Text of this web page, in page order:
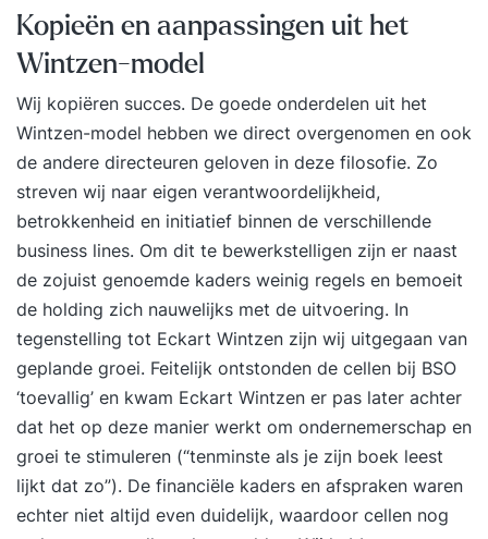
Kopieën en aanpassingen uit het
Wintzen-model
Wij kopiëren succes. De goede onderdelen uit het
Wintzen-model hebben we direct overgenomen en ook
de andere directeuren geloven in deze filosofie. Zo
streven wij naar eigen verantwoordelijkheid,
betrokkenheid en initiatief binnen de verschillende
business lines. Om dit te bewerkstelligen zijn er naast
de zojuist genoemde kaders weinig regels en bemoeit
de holding zich nauwelijks met de uitvoering. In
tegenstelling tot Eckart Wintzen zijn wij uitgegaan van
geplande groei. Feitelijk ontstonden de cellen bij BSO
‘toevallig’ en kwam Eckart Wintzen er pas later achter
dat het op deze manier werkt om ondernemerschap en
groei te stimuleren (“tenminste als je zijn boek leest
lijkt dat zo”). De financiële kaders en afspraken waren
echter niet altijd even duidelijk, waardoor cellen nog